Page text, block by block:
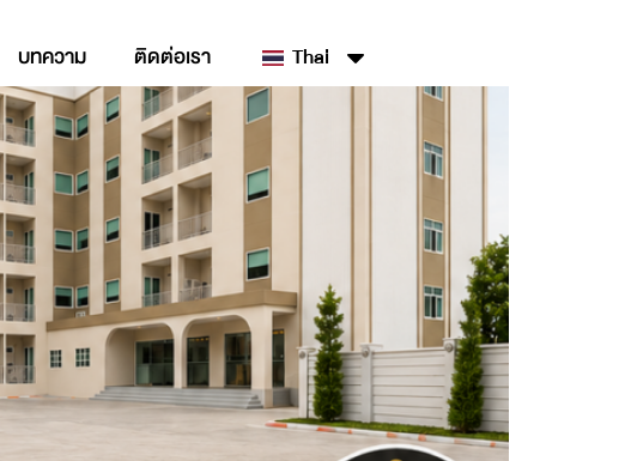
บทความ ติดต่อเรา Thai